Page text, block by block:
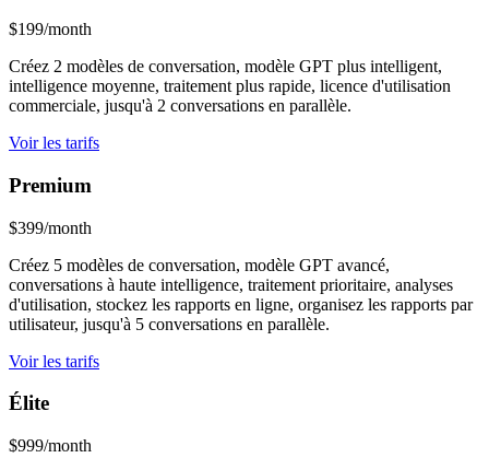
$199/month
Créez 2 modèles de conversation, modèle GPT plus intelligent,
intelligence moyenne, traitement plus rapide, licence d'utilisation
commerciale, jusqu'à 2 conversations en parallèle.
Voir les tarifs
Premium
$399/month
Créez 5 modèles de conversation, modèle GPT avancé,
conversations à haute intelligence, traitement prioritaire, analyses
d'utilisation, stockez les rapports en ligne, organisez les rapports par
utilisateur, jusqu'à 5 conversations en parallèle.
Voir les tarifs
Élite
$999/month